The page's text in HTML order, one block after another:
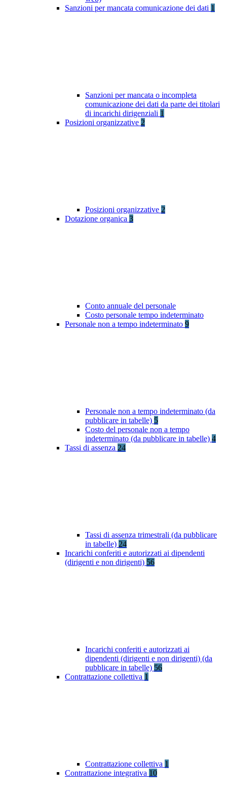
Sanzioni per mancata comunicazione dei dati 1
Sanzioni per mancata o incompleta
comunicazione dei dati da parte dei titolari
di incarichi dirigenziali 1
Posizioni organizzative 2
Posizioni organizzative 2
Dotazione organica 3
Conto annuale del personale
Costo personale tempo indeterminato
Personale non a tempo indeterminato 9
Personale non a tempo indeterminato (da
pubblicare in tabelle) 5
Costo del personale non a tempo
indeterminato (da pubblicare in tabelle) 4
Tassi di assenza 24
Tassi di assenza trimestrali (da pubblicare
in tabelle) 24
Incarichi conferiti e autorizzati ai dipendenti
(dirigenti e non dirigenti) 56
Incarichi conferiti e autorizzati ai
dipendenti (dirigenti e non dirigenti) (da
pubblicare in tabelle) 56
Contrattazione collettiva 1
Contrattazione collettiva 1
Contrattazione integrativa 10